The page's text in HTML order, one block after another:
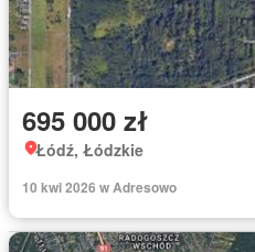
695 000 zł
Łódź, Łódzkie
10 kwi 2026 w Adresowo